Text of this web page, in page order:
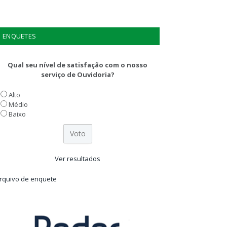
ENQUETES
Qual seu nível de satisfação com o nosso
serviço de Ouvidoria?
Alto
Médio
Baixo
Ver resultados
de enquete